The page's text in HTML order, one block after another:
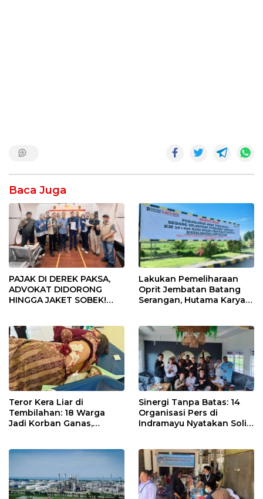
Baca Juga
PAJAK DI DEREK PAKSA,
ADVOKAT DIDORONG
HINGGA JAKET SOBEK!
Pekanbaru!
Lakukan Pemeliharaan
Oprit Jembatan Batang
Serangan, Hutama Karya
Teror Kera Liar di
Tembilahan: 18 Warga
Jadi Korban Ganas,
Sinergi Tanpa Batas: 14
Organisasi Pers di
Indramayu Nyatakan Solid